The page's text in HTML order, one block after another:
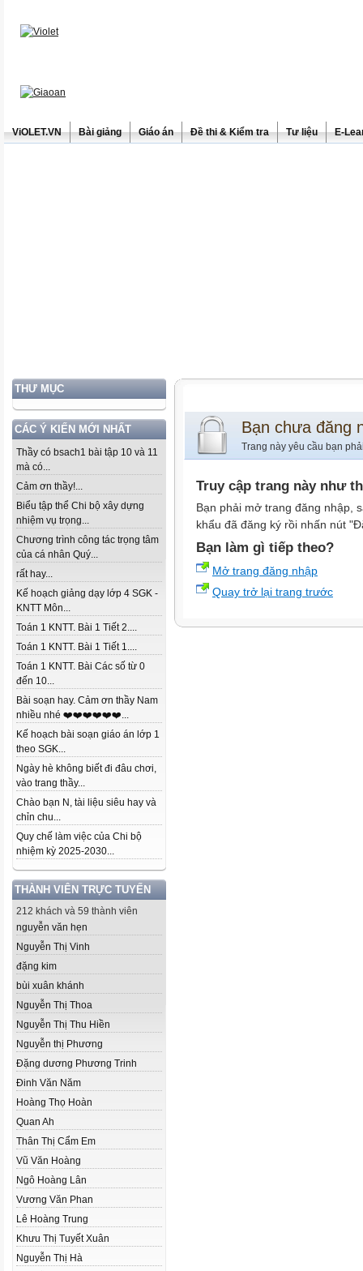
ViOLET.VN Bài giảng Giáo án Đề thi & Kiểm tra Tư liệu E-
THƯ MỤC
CÁC Ý KIẾN MỚI NHẤT
Thầy có bsach1 bài tập 10 và 11
mà có...
Cảm ơn thầy!...
Biểu tập thể Chi bộ xây dựng
nhiệm vụ trọng...
Chương trình công tác trọng tâm
của cá nhân Quý...
rất hay...
Kế hoạch giảng dạy lớp 4 SGK -
KNTT Môn...
Toán 1 KNTT. Bài 1 Tiết 2....
Toán 1 KNTT. Bài 1 Tiết 1....
Toán 1 KNTT. Bài Các số từ 0
đến 10...
Bài soạn hay. Cảm ơn thầy Nam
nhiều nhé ❤️❤️❤️❤️❤️❤️...
Kế hoạch bài soạn giáo án lớp 1
theo SGK...
Ngày hè không biết đi đâu chơi,
vào trang thầy...
Chào bạn N, tài liệu siêu hay và
chỉn chu...
Quy chế làm việc của Chi bộ
nhiệm kỳ 2025-2030...
THÀNH VIÊN TRỰC TUYẾN
212 khách và 59 thành viên
nguyễn văn hẹn
Nguyễn Thị Vinh
đặng kim
bùi xuân khánh
Nguyễn Thị Thoa
Nguyễn Thị Thu Hiền
Nguyễn thị Phương
Đặng dương Phương Trinh
Đinh Văn Năm
Hoàng Thọ Hoàn
Quan Ah
Thân Thị Cẩm Em
Vũ Văn Hoàng
Ngô Hoàng Lân
Vương Văn Phan
Lê Hoàng Trung
Khưu Thị Tuyết Xuân
Nguyễn Thị Hà
Bạn chưa đăng
Trang này yêu cầu bạn
Truy cập trang này như
Bạn phải mở trang đăng nhập,
khẩu đã đăng ký rồi nhấn nút
Bạn làm gì tiếp theo?
Mở trang đăng nhập
Quay trở lại trang trước